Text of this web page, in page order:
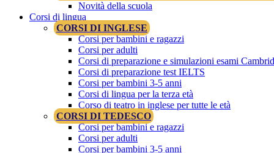
Novità della scuola
Corsi di lingua
CORSI DI INGLESE
Corsi per bambini e ragazzi
Corsi per adulti
Corsi di preparazione e simulazioni esami
Corsi di preparazione test IELTS
Corsi per bambini 3-5 anni
Corsi di lingua per la terza età
Corso di teatro in inglese per tutte le età
CORSI DI TEDESCO
Corsi per bambini e ragazzi
Corsi per adulti
Corsi per bambini 3-5 anni